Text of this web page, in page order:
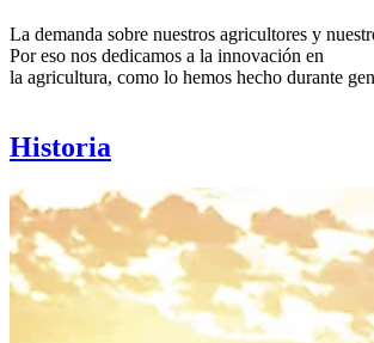
La demanda sobre nuestros agricultores y
Por eso nos dedicamos a la innovación en
la agricultura, como lo hemos hecho durante
Historia